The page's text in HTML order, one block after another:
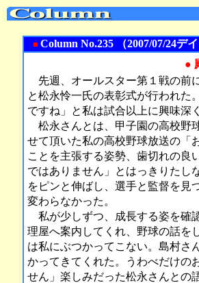
■ Column No.235 （2007/07/24デ
●
先週、オールスター第１戦の前
と松永怜一氏の表彰式が行われた
ですね」と私は試合以上に興味深
松永さんとは、甲子園の高校野
せて頂いた私の高校野球放送の「
ことを主張する姿勢、歯切れの良
ではありません」とはっきりたし
をピンと伸ばし、選手と監督を見
変わらなかった。
私が少しずつ、成長する姿を確
理屋へ案内してくれ、野球の話を
は私にぶつかってこない。島村さ
かってきてくれた。うわべだけの
せん」楽しみだった松永さんとの